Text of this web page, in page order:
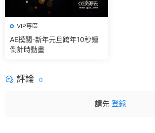
VIP專區
AE模闆-新年元旦跨年10秒鍾
倒計時動畫
評論 0
請先 登錄